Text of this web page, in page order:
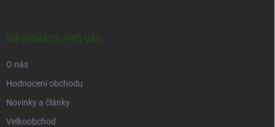
INFORMACE PRO VÁS
O nás
Hodnocení obchodu
Novinky a články
Velkoobchod